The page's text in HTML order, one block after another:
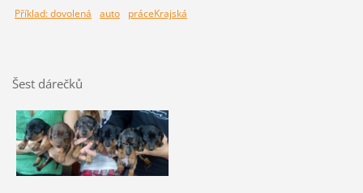
Příklad: dovolená auto práceKrajská
Šest dárečků